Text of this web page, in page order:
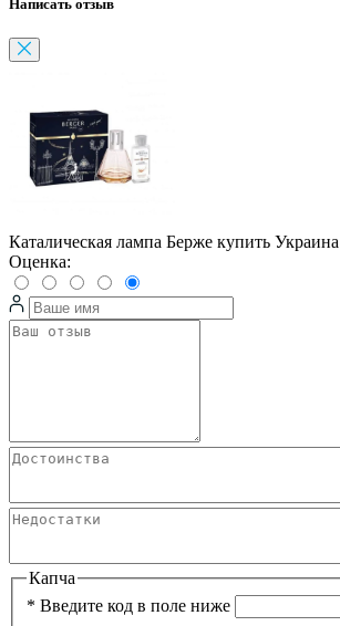
Написать отзыв
Каталическая лампа Берже купить Украина
Оценка:
Капча
* Введите код в поле ниже